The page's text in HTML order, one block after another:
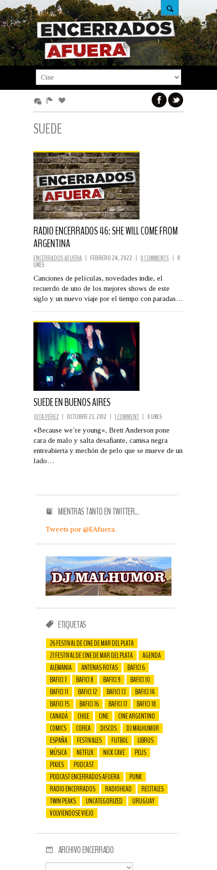
SUEDE
RADIO ENCERRADOS 46: SHE WILL COME FROM
ARGENTINA
ENCERRADOS AFUERA | FEBRERO 24, 2022 | 0 COMMENTS | 0
LIKES
Canciones de películas, novedades indie, el
recuerdo de uno de los mejores shows de este
siglo y un nuevo viaje por el tiempo con paradas…
SUEDE EN BUENOS AIRES
JOTA PÉREZ | OCTUBRE 23, 2012 | 1 COMMENT | 0 LIKES
«Because we’re young», Brett Anderson pone
cara de malo y salta desafiante, camisa negra
entreabierta y mechón de pelo que se mueve de un
lado…
MIENTRAS TANTO EN TWITTER…
Tweets por @EAfuera.
ETIQUETAS
26 FESTIVAL DE CINE DE MAR DEL PLATA
27 FESTIVAL DE CINE DE MAR DEL PLATA
AGENDA
ALEMANIA
ANTENAS ROTAS
BAFICI 6
BAFICI 7
BAFICI 8 BAFICI 9
BAFICI 10
BAFICI 11
BAFICI 12 BAFICI 13
BAFICI 14
BAFICI 15
BAFICI 16 BAFICI 17
BAFICI 18
CANADÁ
CHILE CINE
CINE ARGENTINO
COMICS
COREA DISCOS
DJ MALHUMOR
ESPAÑA
FESTIVALES FUTBOL
LIBROS
MÚSICA
NETFLIX NICK CAVE
PELIS
PIXIES
PODCAST
PODCAST ENCERRADOS AFUERA
PUNK
RADIO ENCERRADOS
RADIOHEAD
RECITALES
TWIN PEAKS
UNCATEGORIZED
URUGUAY
VOLVIENDOSE VIEJO
ARCHIVO ENCERRADO